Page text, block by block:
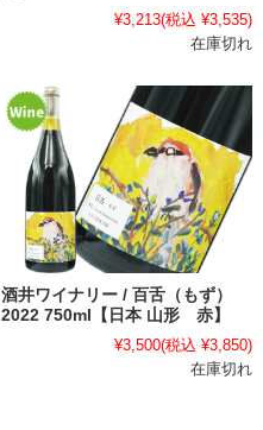
¥3,213(税込 ¥3,535)
在庫切れ
酒井ワイナリー / 百舌（もず）
2022 750ml【日本 山形 赤】
¥3,500(税込 ¥3,850)
在庫切れ